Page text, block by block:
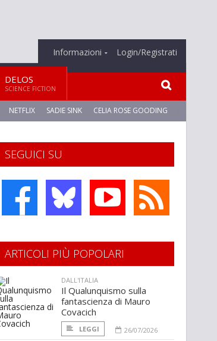
Informazioni Login/Registrati
DELOS
SCIENCE FICTION
NETFLIX SADIE SINK CELIA ROSE GOODING
SEGUICI SU
ARTICOLI PIÙ POPOLARI
DALL'ITALIA
Il Qualunquismo sulla
fantascienza di Mauro
Covacich
LEGGI
26/07/2026